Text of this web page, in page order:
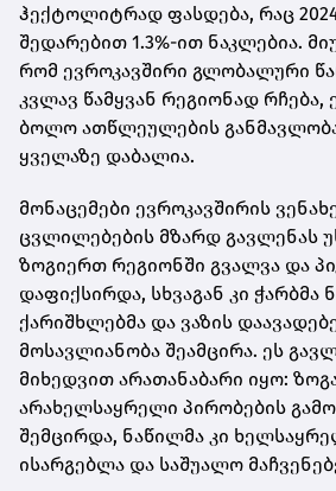
ჰექტოლიტრად ფასდება, რაც
შედარებით 1.3%-ით ნაკლებია.
რომ ევროკავშირი გლობალური
კვლავ წამყვან რეგიონად რჩება,
ბოლო ათწლეულების
ყველაზე დაბალია.
მონაცემები ევროკავშირის
ცვლილებების მზარდ გავლენას
ზოგიერთ რეგიონში გვალვა და
დაფიქსირდა, სხვაგან კი ჭარბმა
ქარიშხლებმა და ვაზის
მოსავლიანობა შეამცირა. ეს
მიხედვით არათანაბარი იყო:
არახელსაყრელი პირობების
შემცირდა, ნაწილმა კი
ისარგებლა და საშუალო